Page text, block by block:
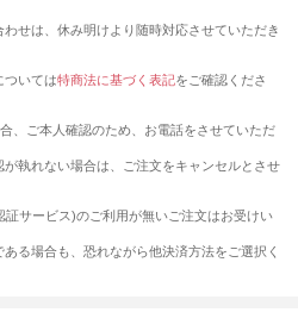
せは、休み明けより随時対応させていただき
いては特商法に基づく表記をご確認くださ
、ご本人確認のため、お電話をさせていただ
執れない場合は、ご注文をキャンセルとさせ
サービス)のご利用が無いご注文はお受けい
る場合も、恐れながら他決済方法をご選択く